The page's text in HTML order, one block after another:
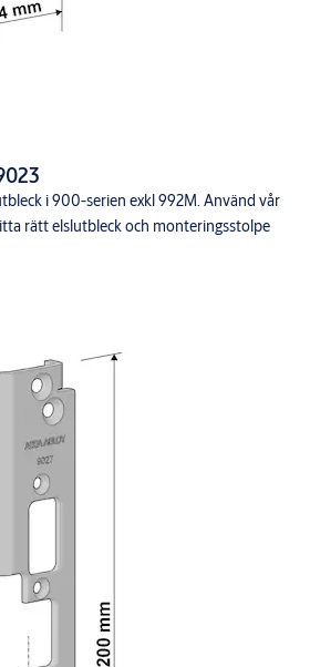
i 900-serien exkl 992M. Använd vår
rätt elslutbleck och monteringsstolpe